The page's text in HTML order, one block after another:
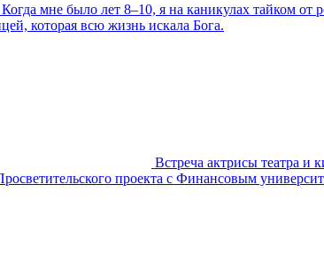
Когда мне было лет 8–10, я на каникулах тайком от
которая всю жизнь искала Бога.
Встреча актрисы театра
проекта с Финансовым